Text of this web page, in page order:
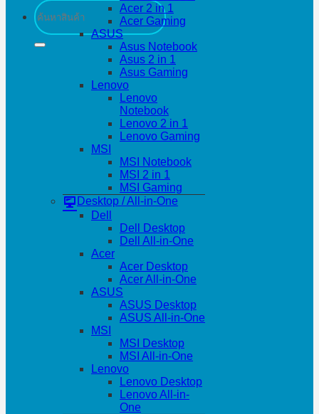
ค้นหา:
Acer 2 in 1
Acer Gaming
ASUS
Asus Notebook
Asus 2 in 1
Asus Gaming
Lenovo
Lenovo
Notebook
Lenovo 2 in 1
Lenovo Gaming
MSI
MSI Notebook
MSI 2 in 1
MSI Gaming
Desktop / All-in-One
Dell
Dell Desktop
Dell All-in-One
Acer
Acer Desktop
Acer All-in-One
ASUS
ASUS Desktop
ASUS All-in-One
MSI
MSI Desktop
MSI All-in-One
Lenovo
Lenovo Desktop
Lenovo All-in-
One